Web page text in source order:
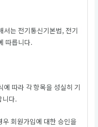
서는 전기통신기본법, 전기
따릅니다.
따라 각 항목을 성실히 기
니다.
회원가입에 대한 승인을